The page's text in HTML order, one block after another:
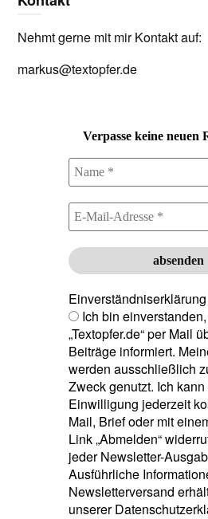
Nehmt gerne mit mir Kontakt auf:
markus@textopfer.de
Verpasse keine neuen
Einverständniserklärung
Ich bin
„Textopfer.de“ per Mail
Beiträge informiert.
werden ausschließlich
Zweck genutzt. Ich
Einwilligung jederzeit
Mail, Brief oder mit
Link „Abmelden“
jeder Newsletter-
Ausführliche
Newsletterversand
unserer